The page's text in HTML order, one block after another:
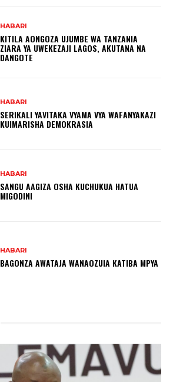
HABARI
KITILA AONGOZA UJUMBE WA TANZANIA
ZIARA YA UWEKEZAJI LAGOS, AKUTANA NA
DANGOTE
HABARI
SERIKALI YAVITAKA VYAMA VYA WAFANYAKAZI
KUIMARISHA DEMOKRASIA
HABARI
SANGU AAGIZA OSHA KUCHUKUA HATUA
MIGODINI ‎
HABARI
BAGONZA AWATAJA WANAOZUIA KATIBA MPYA